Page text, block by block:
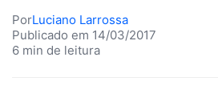
PorLuciano Larrossa
Publicado em 14/03/2017
6 min de leitura